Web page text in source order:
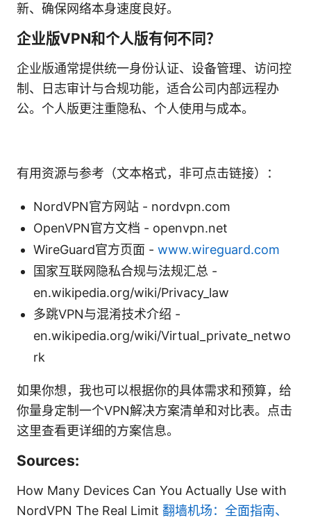
新、确保网络本身速度良好。
企业版VPN和个人版有何不同？
企业版通常提供统一身份认证、设备管理、访问控
制、日志审计与合规功能，适合公司内部远程办
公。个人版更注重隐私、个人使用与成本。
有用资源与参考（文本格式，非可点击链接）：
NordVPN官方网站 - nordvpn.com
OpenVPN官方文档 - openvpn.net
WireGuard官方页面 - www.wireguard.com
国家互联网隐私合规与法规汇总 -
en.wikipedia.org/wiki/Privacy_law
多跳VPN与混淆技术介绍 -
en.wikipedia.org/wiki/Virtual_private_netwo
rk
如果你想，我也可以根据你的具体需求和预算，给
你量身定制一个VPN解决方案清单和对比表。点击
这里查看更详细的方案信息。
Sources:
How Many Devices Can You Actually Use with
NordVPN The Real Limit 翻墙机场：全面指南、